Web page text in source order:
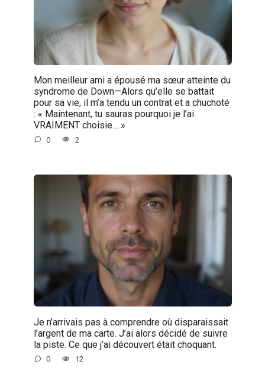
Mon meilleur ami a épousé ma sœur atteinte du
syndrome de Down—Alors qu’elle se battait
pour sa vie, il m’a tendu un contrat et a chuchoté
: « Maintenant, tu sauras pourquoi je l’ai
VRAIMENT choisie… »
0 2
Je n’arrivais pas à comprendre où disparaissait
l’argent de ma carte. J’ai alors décidé de suivre
la piste. Ce que j’ai découvert était choquant.
0 12